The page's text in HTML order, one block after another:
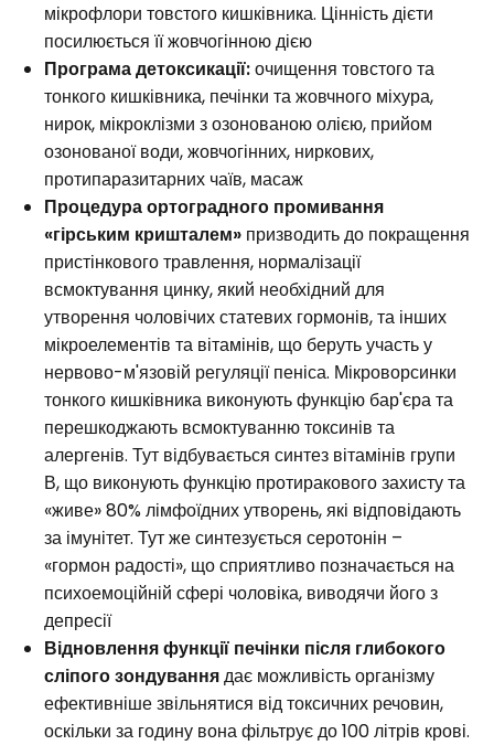
мікрофлори товстого кишківника. Цінність дієти
посилюється її жовчогінною дією
Програма детоксикації:очищення товстого та
тонкого кишківника, печінки та жовчного міхура,
нирок, мікроклізми з озонованою олією, прийом
озонованої води, жовчогінних, ниркових,
протипаразитарних чаїв, масаж
Процедура ортоградного промивання
«гірським кришталем» призводить до покращення
пристінкового травлення, нормалізації
всмоктування цинку, який необхідний для
утворення чоловічих статевих гормонів, та інших
мікроелементів та вітамінів, що беруть участь у
нервово-м'язовій регуляції пеніса. Мікроворсинки
тонкого кишківника виконують функцію бар'єра та
перешкоджають всмоктуванню токсинів та
алергенів. Тут відбувається синтез вітамінів групи
В, що виконують функцію протиракового захисту та
«живе» 80% лімфоїдних утворень, які відповідають
за імунітет. Тут же синтезується серотонін –
«гормон радості», що сприятливо позначається на
психоемоційній сфері чоловіка, виводячи його з
депресії
Відновлення функції печінки після глибокого
сліпого зондуваннядає можливість організму
ефективніше звільнятися від токсичних речовин,
оскільки за годину вона фільтрує до 100 літрів крові.